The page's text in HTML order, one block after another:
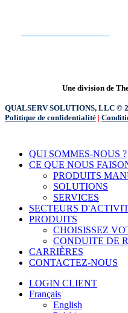
Une division de
QUALSERV SOLUTIONS, LLC ©
Politique de confidentialité |
FermerQUI SOMMES-NOUS ?
CE QUE NOUS
PRODUITS
SOLUTIONS
SERVICES
SECTEURS
PRODUITS
CHOISISSEZ
CONDUITE DE
CARRIÈRES
CONTACTEZ-NOUS
LOGIN CLIENT
Français
English